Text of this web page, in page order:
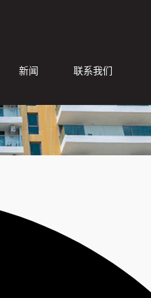
新闻 联系我们